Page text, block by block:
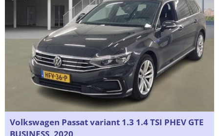
Volkswagen Passat variant 1.3 1.4 TSI PHEV GTE